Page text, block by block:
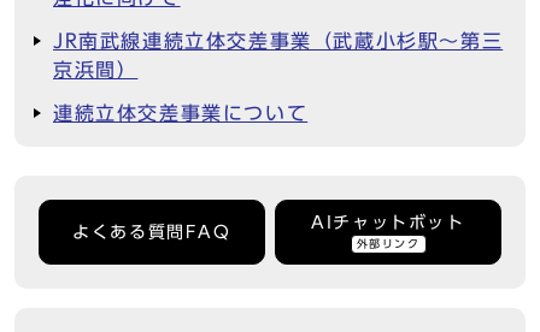
JR南武線連続立体交差事業（武蔵小杉駅～第三
京浜間）
連続立体交差事業について
よくある質問FAQ
AIチャットボット
外部リンク